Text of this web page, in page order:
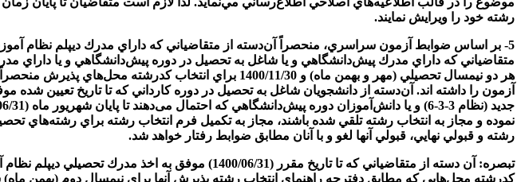
رشته خود را ويرايش نمايند.
آزمون را داشته اند. آن‌دسته از دانشجويان شاغل به تحصيل در دوره كارداني كه تا تاريخ تعيين
رشته و قبولي نهايي، قبولي آنها لغو و با آنان مطابق ضوابط رفتار خواهد شد.